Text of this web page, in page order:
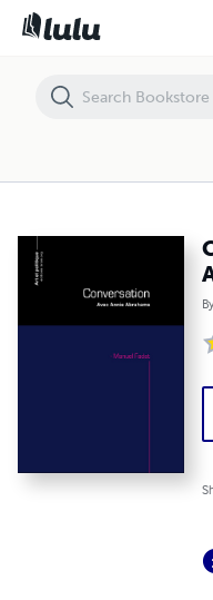
Conversation avec Annie